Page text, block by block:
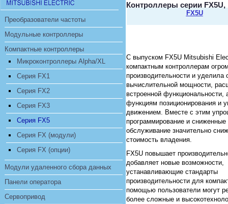
Преобразователи частоты
Модульные контроллеры
Компактные контроллеры
Микроконтроллеры Alpha/XL
Серия FX1
Серия FX2
Серия FX3
Серия FX5
Серия FX (модули)
Серия FX (опции)
Модули удаленного сбора данных
Панели оператора
Сервопривод
Контроллеры серии FX5U,
FX5U
С выпуском FX5U Mitsubishi
компактным контроллерам
производительности и уделила
вычислительной мощности,
встроенной функциональности,
функциям позиционирования и
движением. Вместе с этим
программирование и сниженные
обслуживание значительно
стоимость владения.
FX5U повышает
добавляет новые возможности,
устанавливающие стандарты
производительности для
помощью пользователи могут
более сложные и